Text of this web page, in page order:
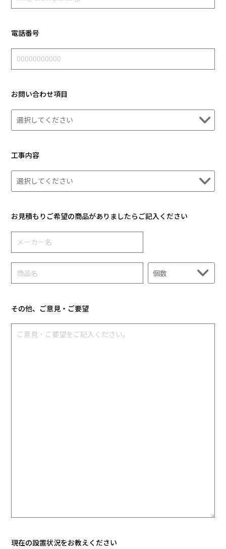
電話番号
お問い合わせ項目
工事内容
お見積もりご希望の商品がありましたらご記入ください
その他、ご意見・ご要望
現在の設置状況をお教えください